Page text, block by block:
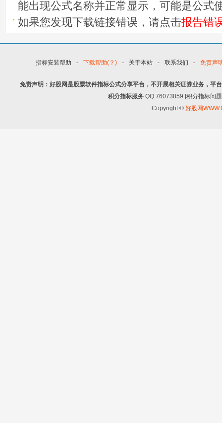
能出现公式名称并正常显示，可能是公式
如果您发现下载链接错误，请点击报告错
指标安装帮助 - 下载帮助(？) - 关于本站 - 联系我们 - 免责声
免责声明：好股网是股票软件指标公式分享平台，不开展相关证券业务，平
积分指标服务 QQ:76073859 [积分指标问
Copyright © 好股网